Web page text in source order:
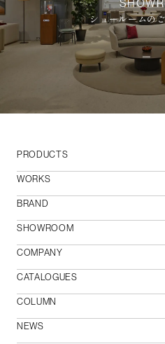
ショールームの
PRODUCTS
WORKS
BRAND
SHOWROOM
COMPANY
CATALOGUES
COLUMN
NEWS